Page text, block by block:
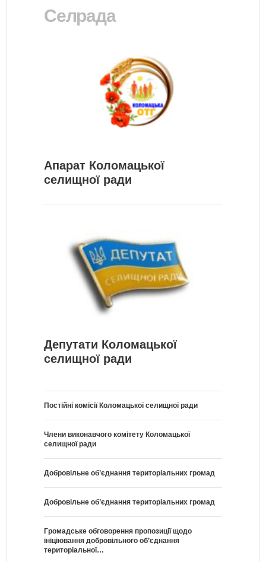
Селрада
Апарат Коломацької
селищної ради
Депутати Коломацької
селищної ради
Постійні комісії Коломацької селищної ради
Члени виконавчого комітету Коломацької
селищної ради
Добровільне об’єднання територіальних громад
Добровільне об’єднання територіальних громад
Громадське обговорення пропозиції щодо
ініціювання добровільного об’єднання
територіальної…